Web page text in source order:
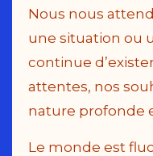
Nous nous
une situation ou
continue
attentes, nos
nature profonde
Le monde est